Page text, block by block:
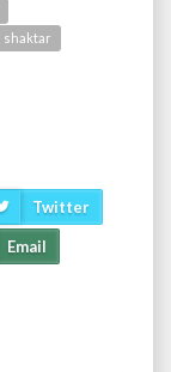
shaktar
Twitter
Email